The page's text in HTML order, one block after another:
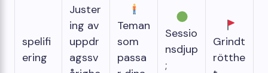
spelifi
ering
Juster
ing av
uppdr
agssv
Teman
som
passa
Sessio
nsdjup
;
Grindt
rötthe